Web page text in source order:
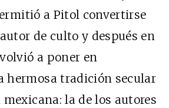
a Pitol convertirse
de culto y después en
a poner en
hermosa tradición secular
la de los autores